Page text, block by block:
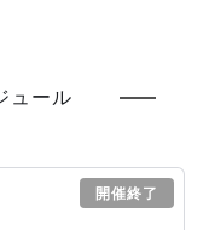
ュール
開催終了